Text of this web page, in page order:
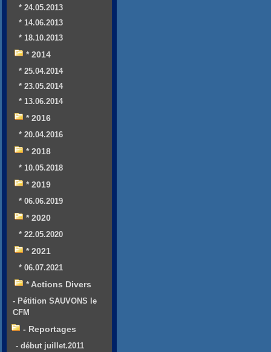
* 24.05.2013
* 14.06.2013
* 18.10.2013
* 2014
* 25.04.2014
* 23.05.2014
* 13.06.2014
* 2016
* 20.04.2016
* 2018
* 10.05.2018
* 2019
* 06.06.2019
* 2020
* 22.05.2020
* 2021
* 06.07.2021
* Actions Divers
- Pétition SAUVONS le
CFM
- Reportages
- début juillet.2011